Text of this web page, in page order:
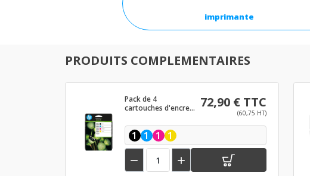
imprimante
PRODUITS COMPLEMENTAIRES
Pack de 4
cartouches d'encre
couleurs
72,90 € TTC
(60,75 HT)
1 1 1 1
 